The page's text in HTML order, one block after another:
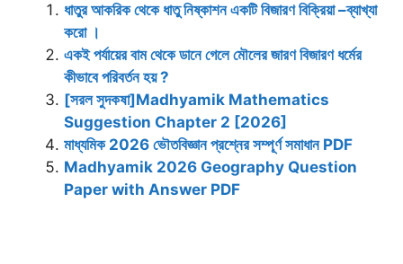
b
o
k
l
s
p
p
g
a
m
t
e
n
e
r
e
r
s
t
ধাতুর আকরিক থেকে ধাতু নিষ্কাশন একটি বিজারণ বিক্রিয়া –ব্যাখ্যা
করো ।
একই পর্যায়ের বাম থেকে ডানে গেলে মৌলের জারণ বিজারণ ধর্মের
কীভাবে পরিবর্তন হয় ?
[সরল সুদকষা]Madhyamik Mathematics
Suggestion Chapter 2 [2026]
মাধ্যমিক 2026 ভৌতবিজ্ঞান প্রশ্নের সম্পূর্ণ সমাধান PDF
Madhyamik 2026 Geography Question
Paper with Answer PDF